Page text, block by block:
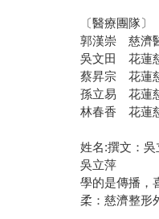
〔醫療團隊〕
郭漢崇 慈濟
吳文田 花蓮
蔡昇宗 花蓮
孫立易 花蓮
林春香 花蓮
姓名:撰文：吳
吳立萍
學的是傳播，
柔：慈濟整形